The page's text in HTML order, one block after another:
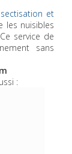
et
les nuisibles
service de
sans
: